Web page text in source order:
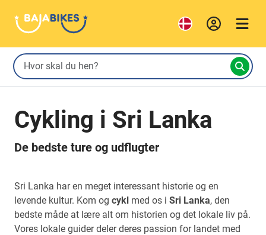
Cykling i Sri Lanka
De bedste ture og udflugter
Sri Lanka har en meget interessant historie og en
levende kultur. Kom og cykl med os i Sri Lanka, den
bedste måde at lære alt om historien og det lokale liv på.
Vores lokale guider deler deres passion for landet med